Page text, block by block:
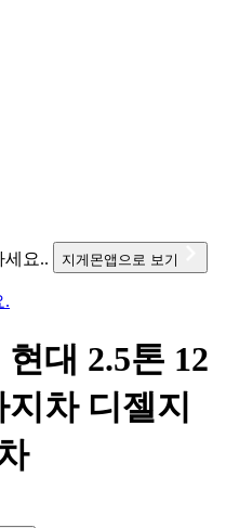
세요.. 지게몬앱으로 보기
.
대 2.5톤 12
차 디젤지